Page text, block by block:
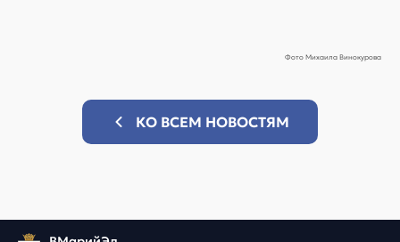
Фото Михаила Винокурова
КО ВСЕМ НОВОСТЯМ